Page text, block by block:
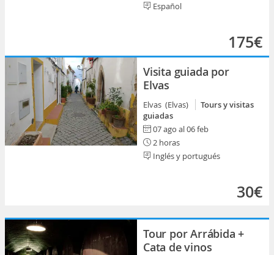
Español
175€
Visita guiada por
Elvas
Elvas (Elvas)
Tours y visitas
guiadas
07 ago al 06 feb
2 horas
Inglés y portugués
30€
Tour por Arrábida +
Cata de vinos